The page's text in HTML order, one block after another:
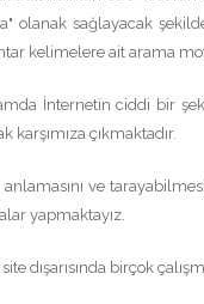
olanak sağlayacak
kelimelere ait arama
İnternetin ciddi bir
çıkmaktadır.
ve
yapmaktayız.
dışarısında birçok